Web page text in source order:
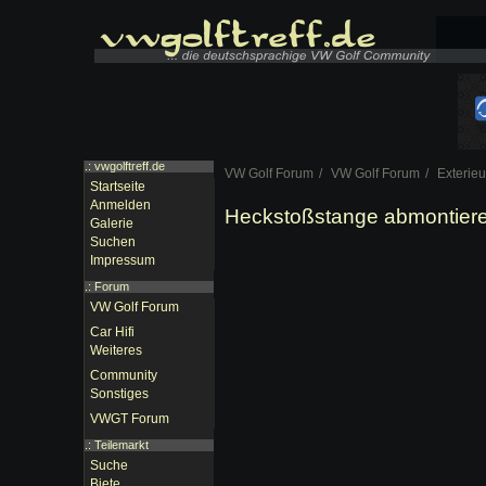
VW Golf Forum VW Golf Forum
Heckstoßstange
.: vwgolftreff.de
Startseite
Anmelden
Galerie
Suchen
Impressum
.: Forum
VW Golf Forum
Car Hifi
Weiteres
Community
Sonstiges
VWGT Forum
.: Teilemarkt
Suche